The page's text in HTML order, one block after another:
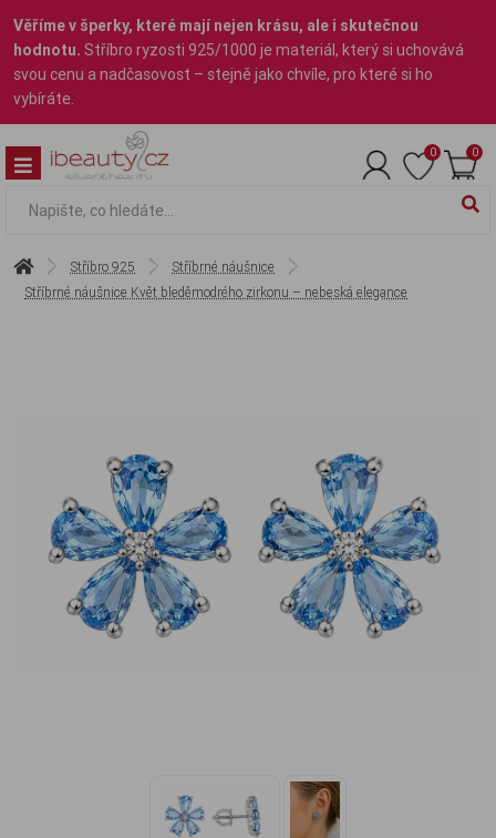
Věříme v šperky, které mají nejen krásu, ale i skutečnou
hodnotu. Stříbro ryzosti 925/1000 je materiál, který si uchovává
svou cenu a nadčasovost – stejně jako chvíle, pro které si ho
vybíráte.
0 0
Stříbro 925
Stříbrné náušnice
Stříbrné náušnice Květ bleděmodrého zirkonu – nebeská elegance